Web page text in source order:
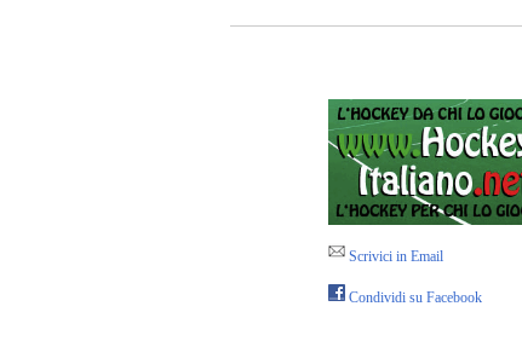
Scrivici in Email
Condividi su Facebook